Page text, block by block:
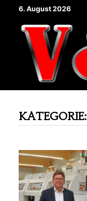
springen
6. August 2026
KATEGORIE: